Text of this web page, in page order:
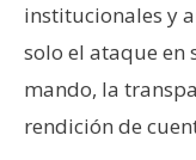
institucionales y
solo el ataque en
mando, la
rendición de